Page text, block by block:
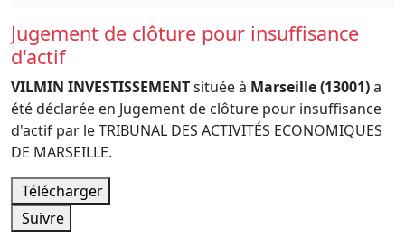
Jugement de clôture pour insuffisance
d'actif
VILMIN INVESTISSEMENTsituée à Marseille (13001)a
été déclarée en Jugement de clôture pour insuffisance
d'actif par le TRIBUNAL DES ACTIVITÉS ECONOMIQUES
DE MARSEILLE.
Télécharger
Suivre